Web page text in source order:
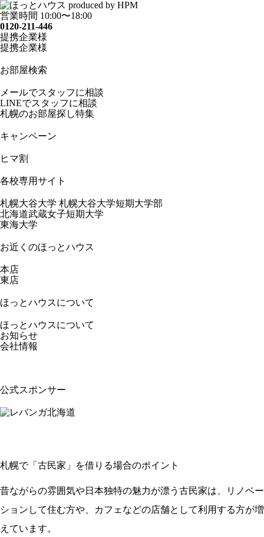
営業時間 10:00〜18:00
0120-211-446
提携企業様
提携企業様
お部屋検索
メールでスタッフに相談
LINEでスタッフに相談
札幌のお部屋探し特集
キャンペーン
ヒマ割
各校専用サイト
札幌大谷大学 札幌大谷大学短期大学部
北海道武蔵女子短期大学
東海大学
お近くのほっとハウス
本店
東店
ほっとハウスについて
ほっとハウスについて
お知らせ
会社情報
公式スポンサー
札幌で「古民家」を借りる場合のポイント
昔ながらの雰囲気や日本独特の魅力が漂う古民家は、リノベー
ションして住む方や、カフェなどの店舗として利用する方が増
えています。